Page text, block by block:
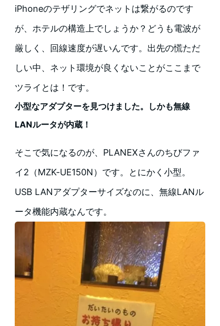
iPhoneのテザリングでネットは繋がるのです
が、ホテルの構造上でしょうか？どうも電波が
厳しく、回線速度が遅いんです。出先の慌ただ
しい中、ネット環境が良くないことがここまで
ツライとは！です。
小型なアダプターを見つけました。しかも無線
LANルータが内蔵！
そこで気になるのが、PLANEXさんのちびファ
イ2（MZK-UE150N）です。とにかく小型。
USB LANアダプターサイズなのに、無線LANル
ータ機能内蔵なんです。